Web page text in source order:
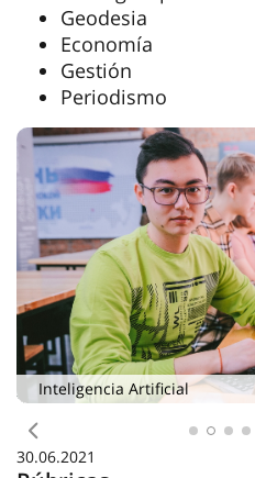
Geodesia
Economía
Gestión
Periodismo
Inteligencia Artificial
Anterior
30.06.2021